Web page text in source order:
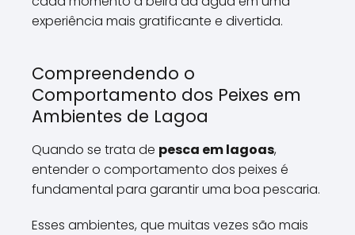
experiência mais gratificante e divertida.
Compreendendo o
Comportamento dos Peixes em
Ambientes de Lagoa
Quando se trata de pesca em lagoas,
entender o comportamento dos peixes é
fundamental para garantir uma boa pescaria.
Esses ambientes, que muitas vezes são mais